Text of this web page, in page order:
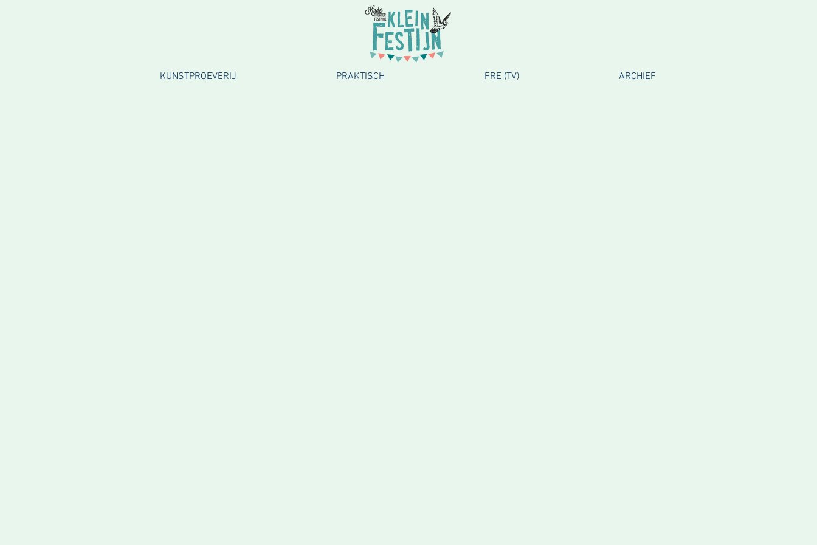
KUNSTPROEVERIJ PRAKTISCH FRE (TV) ARCHIEF